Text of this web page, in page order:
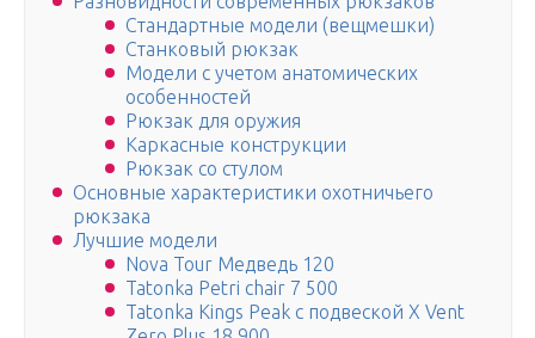
Стандартные модели (вещмешки)
Станковый рюкзак
Модели с учетом анатомических
особенностей
Рюкзак для оружия
Каркасные конструкции
Рюкзак со стулом
Основные характеристики охотничьего
рюкзака
Лучшие модели
Nova Tour Медведь 120
Tatonka Petri chair 7 500
Tatonka Kings Peak с подвеской X Vent